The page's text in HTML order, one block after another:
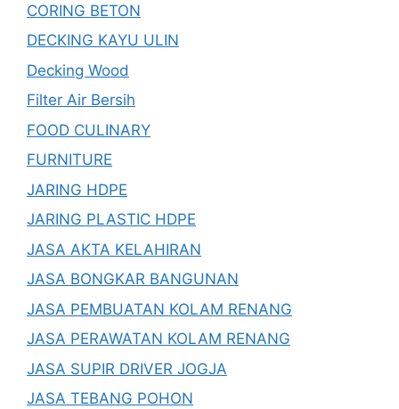
CORING BETON
DECKING KAYU ULIN
Decking Wood
Filter Air Bersih
FOOD CULINARY
FURNITURE
JARING HDPE
JARING PLASTIC HDPE
JASA AKTA KELAHIRAN
JASA BONGKAR BANGUNAN
JASA PEMBUATAN KOLAM RENANG
JASA PERAWATAN KOLAM RENANG
JASA SUPIR DRIVER JOGJA
JASA TEBANG POHON